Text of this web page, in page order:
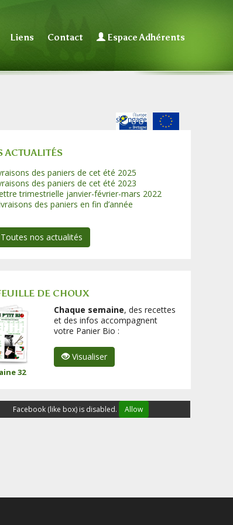
Liens Contact Espace Adhérents
ACTUALITÉS
des paniers de cet été 2025
des paniers de cet été 2023
trimestrielle janvier-février-mars 2022
des paniers en fin d’année
nos actualités
DE CHOUX
32
Chaque semaine, des recettes
et des infos accompagnent
votre Panier Bio :
Visualiser
Facebook (like box) is disabled. Allow